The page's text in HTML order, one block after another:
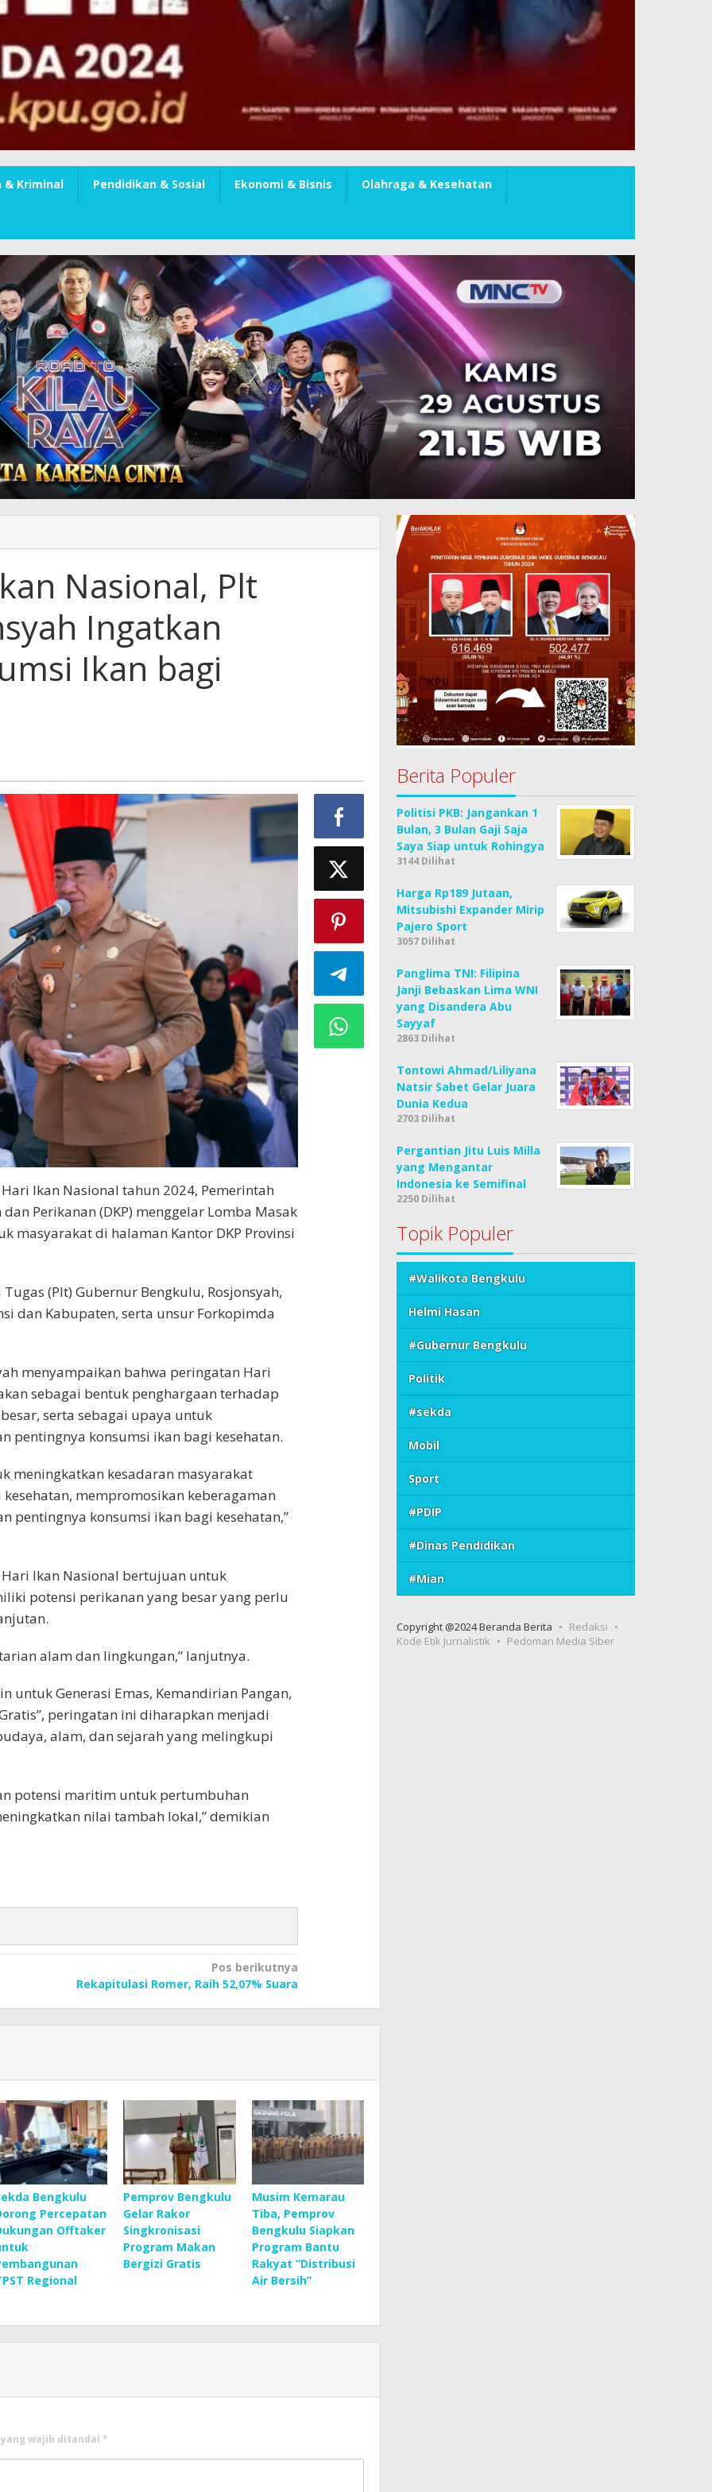
& Kriminal Pendidikan & Sosial Ekonomi & Bisnis Olahraga & Kesehatan
Nasional, Plt
Ingatkan
Ikan bagi
Ikan Nasional tahun 2024, Pemerintah
Perikanan (DKP) menggelar Lomba Masak
masyarakat di halaman Kantor DKP Provinsi
(Plt) Gubernur Bengkulu, Rosjonsyah,
dan Kabupaten, serta unsur Forkopimda
menyampaikan bahwa peringatan Hari
sebagai bentuk penghargaan terhadap
serta sebagai upaya untuk
pentingnya konsumsi ikan bagi kesehatan.
meningkatkan kesadaran masyarakat
mempromosikan keberagaman
pentingnya konsumsi ikan bagi kesehatan,”
Ikan Nasional bertujuan untuk
potensi perikanan yang besar yang perlu
alam dan lingkungan,” lanjutnya.
untuk Generasi Emas, Kemandirian Pangan,
peringatan ini diharapkan menjadi
alam, dan sejarah yang melingkupi
potensi maritim untuk pertumbuhan
nilai tambah lokal,” demikian
Pos berikutnya
Rekapitulasi Romer, Raih 52,07% Suara
Bengkulu
Percepatan
Offtaker
Regional
Pemprov Bengkulu
Gelar Rakor
Singkronisasi
Program Makan
Bergizi Gratis
Musim Kemarau
Tiba, Pemprov
Bengkulu Siapkan
Program Bantu
Rakyat “Distribusi
Air Bersih”
yang wajib ditandai *
Berita Populer
Politisi PKB: Jangankan 1
Bulan, 3 Bulan Gaji Saja
Saya Siap untuk Rohingya
3144 Dilihat
Harga Rp189 Jutaan,
Mitsubishi Expander Mirip
Pajero Sport
3057 Dilihat
Panglima TNI: Filipina
Janji Bebaskan Lima WNI
yang Disandera Abu
Sayyaf
2863 Dilihat
Tontowi Ahmad/Liliyana
Natsir Sabet Gelar Juara
Dunia Kedua
2703 Dilihat
Pergantian Jitu Luis Milla
yang Mengantar
Indonesia ke Semifinal
2250 Dilihat
Topik Populer
#Walikota Bengkulu
Helmi Hasan
#Gubernur Bengkulu
Politik
#sekda
Mobil
Sport
#PDIP
#Dinas Pendidikan
#Mian
Copyright @2024 Beranda Berita
Redaksi
Kode Etik Jurnalistik
Pedoman Media Siber